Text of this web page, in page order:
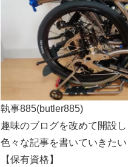
執事885(butler885)
趣味のブログを改めて開設し
色々な記事を書いていきたい
【保有資格】